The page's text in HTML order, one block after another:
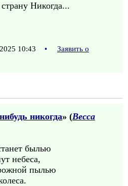
Никогда...
10:43 •
Заявить о
никогда» (Весса
былью
небеса,
пылью